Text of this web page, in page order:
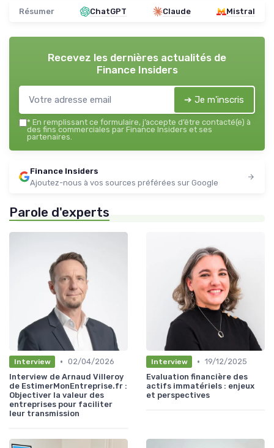
Résumer ChatGPT Claude Mistral
Recevez les dernières actualités de
Finance Insiders
➔ Je m'inscris
* En remplissant ce formulaire, j’accepte d’être contacté(e) à
des fins commerciales par Finance Insiders et ses
partenaires.
Finance Insiders
Ajoutez-nous à vos sources préférées sur Google
Parole d'experts
Interview • 02/04/2026
Interview de Arnaud Villeroy
de EstimerMonEntreprise.fr :
Objectiver la valeur des
entreprises pour faciliter
leur transmission
Interview • 19/12/2025
Evaluation financière des
actifs immatériels : enjeux
et perspectives